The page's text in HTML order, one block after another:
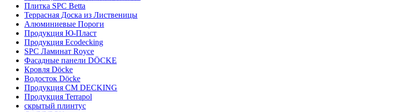
Плитка SPC Betta
Террасная Доска из Лиственицы
Алюминиевые Пороги
Продукция Ю-Пласт
Продукция Ecodecking
SPC Ламинат Royce
Фасадные панели DÖCKE
Кровля Döcke
Водосток Döcke
Продукция CM DECKING
Продукция Terrapol
скрытый плинтус